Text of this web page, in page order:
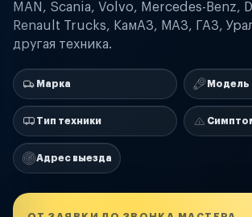
MAN, Scania, Volvo, Mercedes-Benz,
Renault Trucks, КамАЗ, МАЗ, ГАЗ,
другая техника.
Марка Модель
Тип техники
Адрес выезда